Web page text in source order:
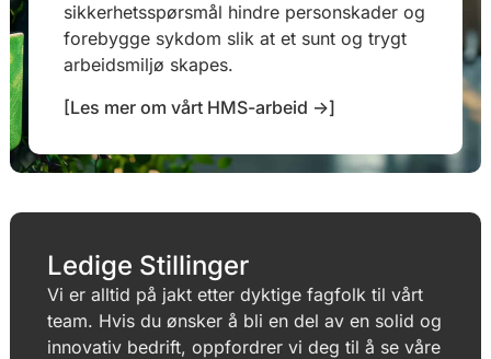
sikkerhetsspørsmål hindre personskader og
forebygge sykdom slik at et sunt og trygt
arbeidsmiljø skapes.
[Les mer om vårt HMS-arbeid ->]
Ledige Stillinger
Vi er alltid på jakt etter dyktige fagfolk til vårt
team. Hvis du ønsker å bli en del av en solid og
innovativ bedrift, oppfordrer vi deg til å se våre